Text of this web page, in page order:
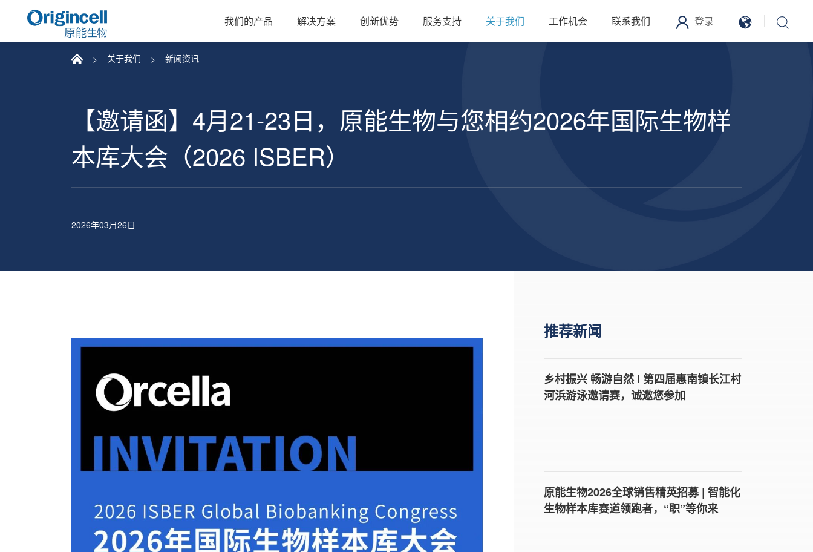
我们的产品 解决方案 创新优势 服务支持 关于我们 工作机会 联系我们 登录
关于我们 新闻资讯
【邀请函】4月21-23日，原能生物与您相约2026年国际生物样
本库大会（2026 ISBER）
2026年03月26日
推荐新闻
乡村振兴 畅游自然 I 第四届惠南镇长江村
河浜游泳邀请赛，诚邀您参加
原能生物2026全球销售精英招募 | 智能化
生物样本库赛道领跑者，“职”等你来